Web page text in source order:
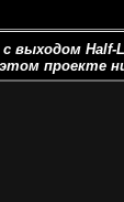
выходом Half-
проекте